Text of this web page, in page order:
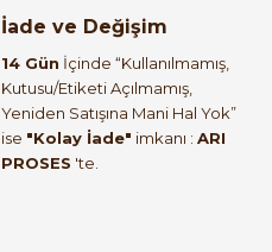
İade ve Değişim
14 Gün İçinde “Kullanılmamış,
Kutusu/Etiketi Açılmamış,
Yeniden Satışına Mani Hal Yok”
ise "Kolay İade" imkanı : ARI
PROSES 'te.